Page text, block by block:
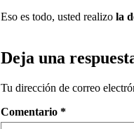
Eso es todo, usted realizo la
Deja una
Tu dirección de correo
Comentario *